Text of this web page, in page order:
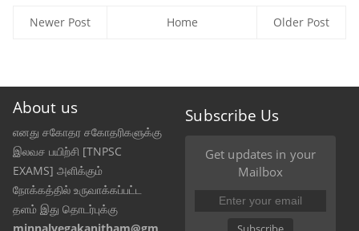
Newer Post Older Post
Home
About us
எனது சகோதர சகோதரிகளுக்கு
இலவச பயிற்சி [TNPSC
EXAMS] அளிக்கும்
நோக்கத்தில் உருவாக்கப்பட்ட
தளம் இது தொடர்புக்கு
Subscribe Us
Get updates in your
Mailbox